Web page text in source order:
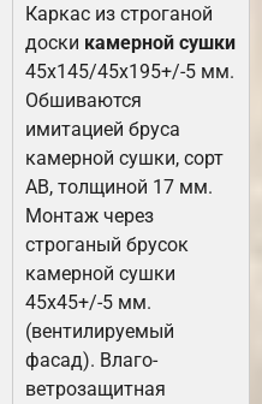
Каркас из строганой
доски камерной сушки
45х145/45х195+/-5 мм.
Обшиваются
имитацией бруса
камерной сушки, сорт
АВ, толщиной 17 мм.
Монтаж через
строганый брусок
камерной сушки
45х45+/-5 мм.
(вентилируемый
фасад). Влаго-
ветрозащитная